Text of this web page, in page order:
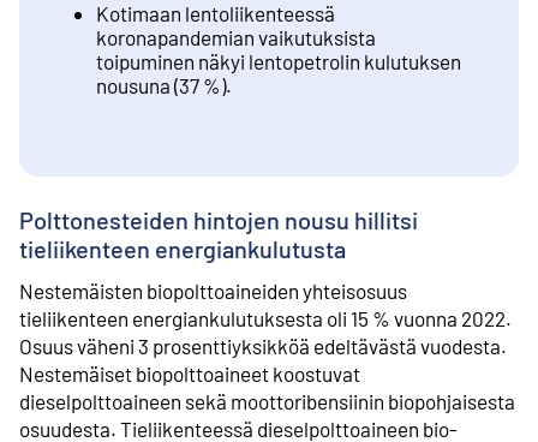
Kotimaan lentoliikenteessä
koronapandemian vaikutuksista
toipuminen näkyi lentopetrolin kulutuksen
nousuna (37 %).
Polttonesteiden hintojen nousu hillitsi
tieliikenteen energiankulutusta
Nestemäisten biopolttoaineiden yhteisosuus
tieliikenteen energiankulutuksesta oli 15 % vuonna 2022.
Osuus väheni 3 prosenttiyksikköä edeltävästä vuodesta.
Nestemäiset biopolttoaineet koostuvat
dieselpolttoaineen sekä moottoribensiinin biopohjaisesta
osuudesta. Tieliikenteessä dieselpolttoaineen bio-